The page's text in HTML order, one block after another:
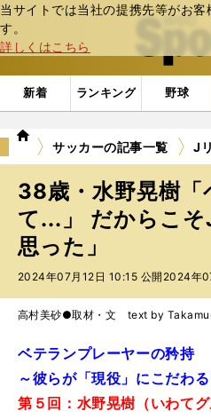
当サイトでは当社の提携先等がお
す。
詳しくはこちら
web Sportiva (webスポルテ
新着 ランキング 野球
we
ポ
ル
テ
ィ
ー
サッカーの記事一覧 J
38歳・水野晃樹「
て...」 だからこ
思った」
2024年07月12日 10:15 公開 2024年
高村美砂●取材・文 text by
ベテランプレーヤーの矜持
～彼らが「現役」にこだわ
第５回：水野晃樹（いわて